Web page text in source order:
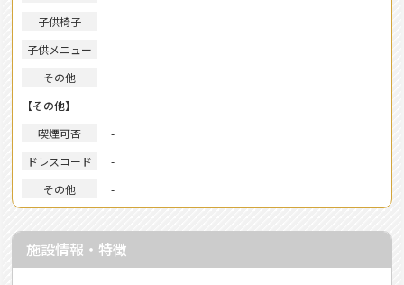
子供椅子
-
子供メニュー
-
その他
【その他】
喫煙可否
-
ドレスコード
-
その他
-
施設情報・特徴